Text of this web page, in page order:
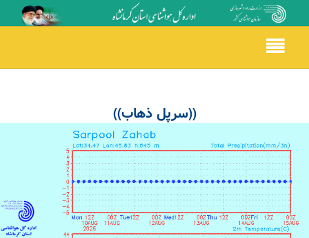
Toggle
navigation
((سرپل ذهاب))